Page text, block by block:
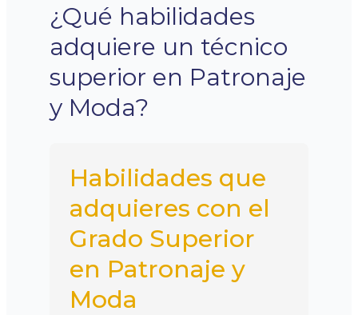
¿Qué habilidades
adquiere un técnico
superior en Patronaje
y Moda?
Habilidades que
adquieres con el
Grado Superior
en Patronaje y
Moda